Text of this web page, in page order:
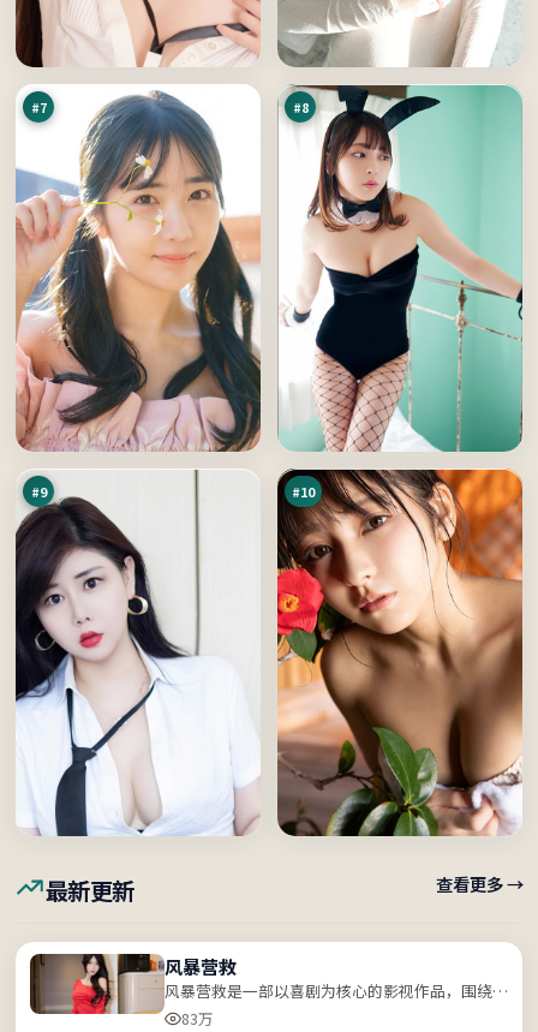
#7
弧
风
91
万
#8
七
无
名
火
91
万
#9
游
侠
密
令
90
万
#10
谎
言
之
城
万
最新更新 查看更多 →
风暴营救
风暴营救是一部以喜剧为核心的影视作品，围绕危
机、反转与人物成长展开，节奏紧凑，支持站内关
83万